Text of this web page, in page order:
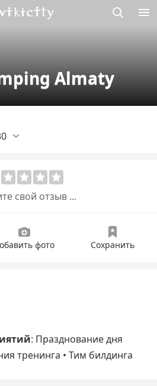
Almaty
свой отзыв ...
фото Сохранить
: Празднование дня
тренинга • Тим билдинга